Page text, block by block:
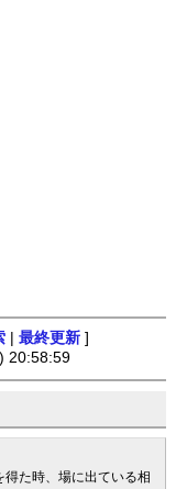
最終更新 ]
20:58:59
た時、場に出ている相